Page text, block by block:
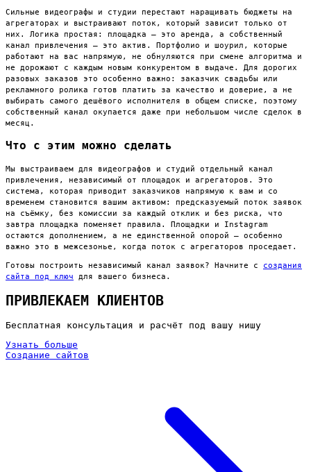
Сильные видеографы и студии перестают наращивать бюджеты на
агрегаторах и выстраивают поток, который зависит только от
них. Логика простая: площадка — это аренда, а собственный
канал привлечения — это актив. Портфолио и шоурил, которые
работают на вас напрямую, не обнуляются при смене алгоритма и
не дорожают с каждым новым конкурентом в выдаче. Для дорогих
разовых заказов это особенно важно: заказчик свадьбы или
рекламного ролика готов платить за качество и доверие, а не
выбирать самого дешёвого исполнителя в общем списке, поэтому
собственный канал окупается даже при небольшом числе сделок в
месяц.
Что с этим можно сделать
Мы выстраиваем для видеографов и студий отдельный канал
привлечения, независимый от площадок и агрегаторов. Это
система, которая приводит заказчиков напрямую к вам и со
временем становится вашим активом: предсказуемый поток заявок
на съёмку, без комиссии за каждый отклик и без риска, что
завтра площадка поменяет правила. Площадки и Instagram
остаются дополнением, а не единственной опорой — особенно
важно это в межсезонье, когда поток с агрегаторов проседает.
Готовы построить независимый канал заявок? Начните с создания
сайта под ключ для вашего бизнеса.
ПРИВЛЕКАЕМ КЛИЕНТОВ
Бесплатная консультация и расчёт под вашу нишу
Узнать больше
Создание сайтов